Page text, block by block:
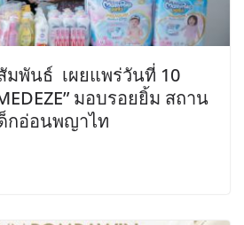
พันธ์​​​ ​​ เผยแพร่วันที่ 10
มอบรอยยิ้ม สถาน
กอ่อนพญาไท